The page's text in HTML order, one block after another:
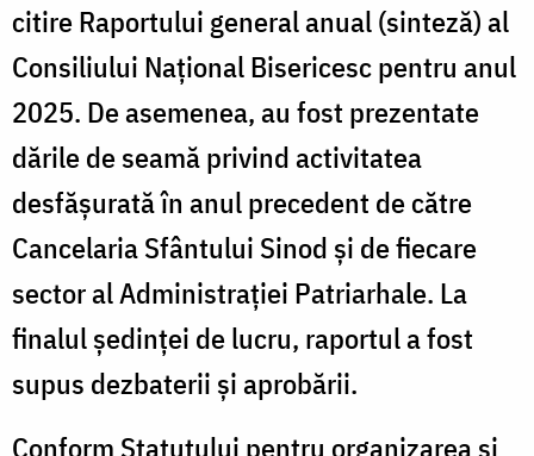
citire Raportului general anual (sinteză) al
Consiliului Național Bisericesc pentru anul
2025. De asemenea, au fost prezentate
dările de seamă privind activitatea
desfășurată în anul precedent de către
Cancelaria Sfântului Sinod și de fiecare
sector al Administrației Patriarhale. La
finalul ședinței de lucru, raportul a fost
supus dezbaterii și aprobării.
Conform Statutului pentru organizarea și